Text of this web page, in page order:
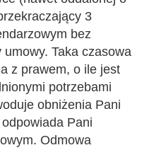
3
bez
Taka czasowa
z prawem, o ile jest
potrzebami
obniżenia Pani
Pani
Odmowa